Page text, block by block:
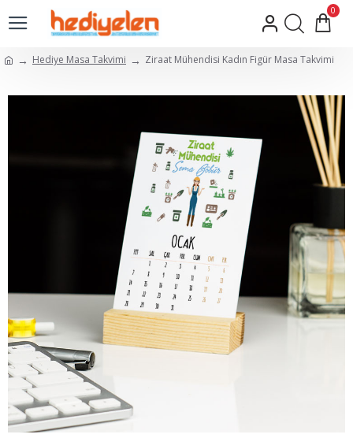
0
Hediye Masa Takvimi Ziraat Mühendisi Kadın Figür Masa Takvimi